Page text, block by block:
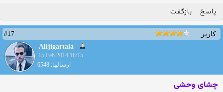
پاسخ بازگفت
کاربر
#17
Alijigartala
15 Feb 2014 18:15
ارسالها: 6548
چشای وحشی